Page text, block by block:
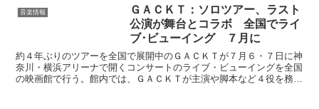
音楽情報
ＧＡＣＫＴ：ソロツアー、ラスト
公演が舞台とコラボ 全国でライ
ブ･ビューイング ７月に
約４年ぶりのツアーを全国で展開中のＧＡＣＫＴが７月６・７日に神
奈川・横浜アリーナで開くコンサートのライブ・ビューイングを全国
の映画館で行う。館内では、ＧＡＣＫＴが主演や脚本など４役を務め